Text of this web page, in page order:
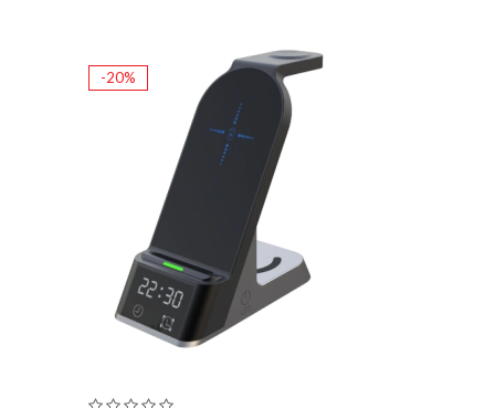
-20%